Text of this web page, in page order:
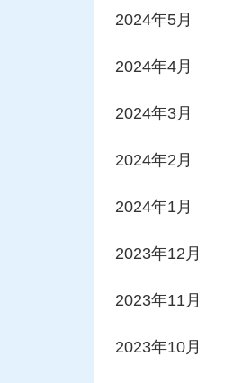
2024年5月
2024年4月
2024年3月
2024年2月
2024年1月
2023年12月
2023年11月
2023年10月